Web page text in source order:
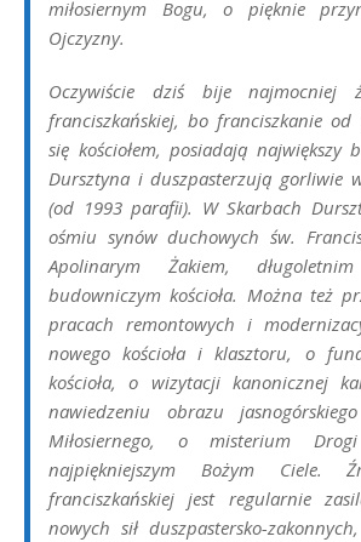
miłosiernym Bogu, o pięknie
Ojczyzny.
Oczywiście dziś bije najmocniej
franciszkańskiej, bo franciszkanie
się kościołem, posiadają największy
Dursztyna i duszpasterzują gorliwie
(od 1993 parafii). W Skarbach
ośmiu synów duchowych św.
Apolinarym Żakiem,
budowniczym kościoła. Można też
pracach remontowych i
nowego kościoła i klasztoru, o
kościoła, o wizytacji kanonicznej
nawiedzeniu obrazu
Miłosiernego, o misterium
najpiękniejszym Bożym Ciele.
franciszkańskiej jest regularnie
nowych sił duszpastersko-